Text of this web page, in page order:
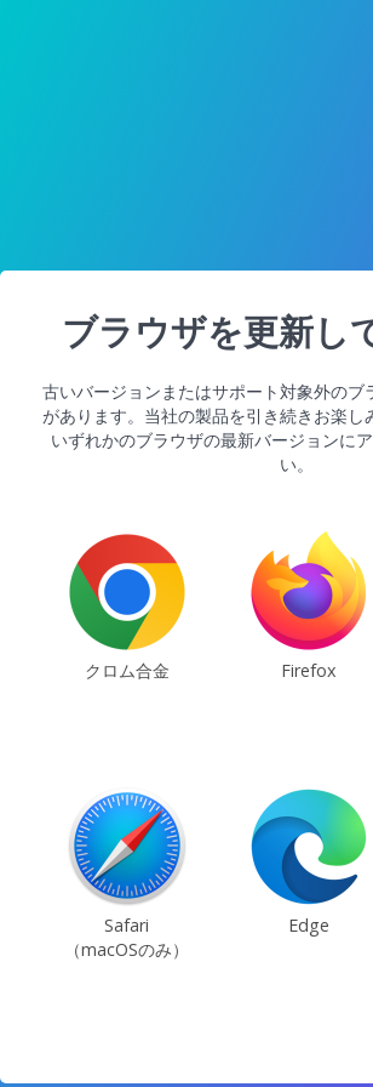
ブラウザを更新し
古いバージョンまたはサポート対象外のブ
があります。当社の製品を引き続きお楽し
いずれかのブラウザの最新バージョンに
い。
クロム合金 Firefox
Safari
（macOSのみ）
Edge